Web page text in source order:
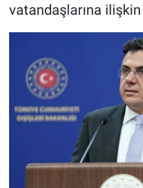
vatandaşlarına